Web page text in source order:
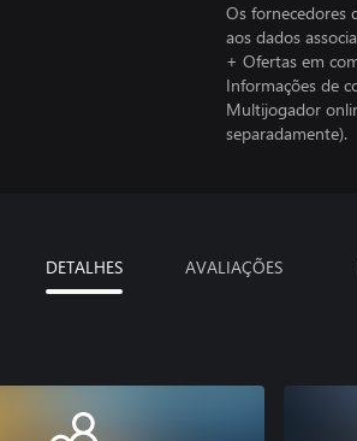
Os fornecedores
aos dados
+ Ofertas em
Informações de
Multijogador
separadamente).
DETALHES AVALIAÇÕES